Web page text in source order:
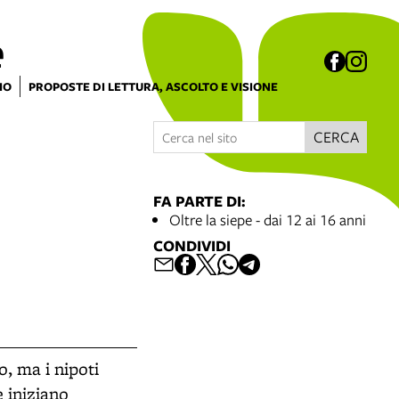
PROPOSTE DI LETTURA, ASCOLTO E VISIONE
CERCA
ma i nipoti
iniziano
FA PARTE DI:
Oltre la siepe - dai 12 ai 16 anni
CONDIVIDI